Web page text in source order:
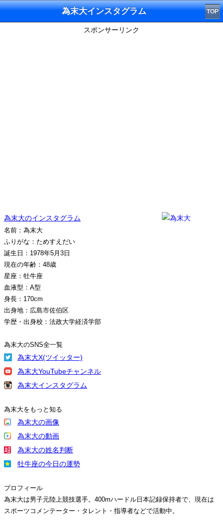
為末大インスタグラム TOP
スポンサーリンク
為末大のインスタグラム
名前：為末大
ふりがな：ためすえだい
誕生日：1978年5月3日
現在の年齢：48歳
星座：牡牛座
血液型：A型
身長：170cm
出身地：広島市佐伯区
学歴・出身校：法政大学経済学部
為末大のSNS全一覧
為末大X(ツイッター)
為末大YouTubeチャンネル
為末大インスタグラム
為末大をもっと知る
為末大の画像
為末大の動画
為末大の姓名判断
牡牛座の今日の運勢
プロフィール
為末大は男子元陸上競技選手。400mハードル日本記録保持者で、現在は
スポーツコメンテーター・タレント・指導者などで活動中。